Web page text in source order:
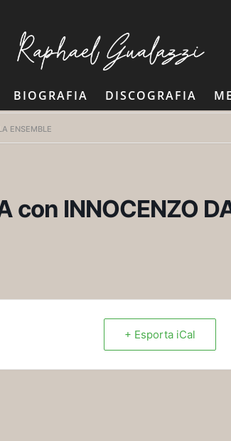
BIOGRAFIA DISCOGRAFIA
ENSEMBLE
con INNOCENZO
+ Esporta iCal